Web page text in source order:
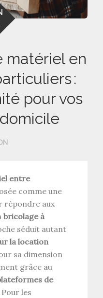
matériel en
:
pour vos
entre
comme une
répondre aux
bricolage à
séduit autant
la location
sa dimension
grâce au
de
les